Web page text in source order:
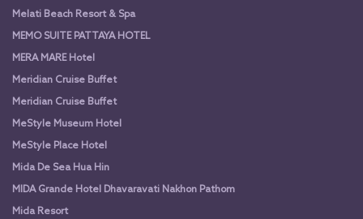
Melati Beach Resort & Spa
MEMO SUITE PATTAYA HOTEL
MERA MARE Hotel
Meridian Cruise Buffet
Meridian Cruise Buffet
MeStyle Museum Hotel
MeStyle Place Hotel
Mida De Sea Hua Hin
MIDA Grande Hotel Dhavaravati Nakhon Pathom
Mida Resort